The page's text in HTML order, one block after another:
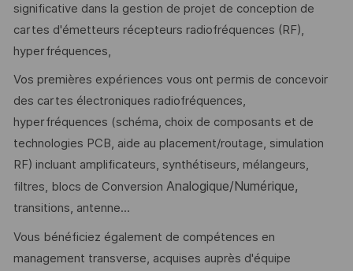
significative dans la gestion de projet de conception de
cartes d'émetteurs récepteurs radiofréquences (RF),
hyperfréquences,
Vos premières expériences vous ont permis de concevoir
des cartes électroniques radiofréquences,
hyperfréquences (schéma, choix de composants et de
technologies PCB, aide au placement/routage, simulation
RF) incluant amplificateurs, synthétiseurs, mélangeurs,
filtres, blocs de Conversion Analogique/Numérique,
transitions, antenne...
Vous bénéficiez également de compétences en
management transverse, acquises auprès d'équipe